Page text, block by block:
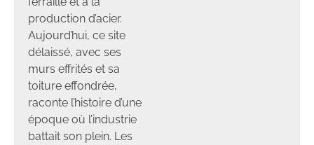
production d’acier.
Aujourd’hui, ce site
délaissé, avec ses
murs effrités et sa
toiture effondrée,
raconte l’histoire d’une
époque où l’industrie
battait son plein. Les